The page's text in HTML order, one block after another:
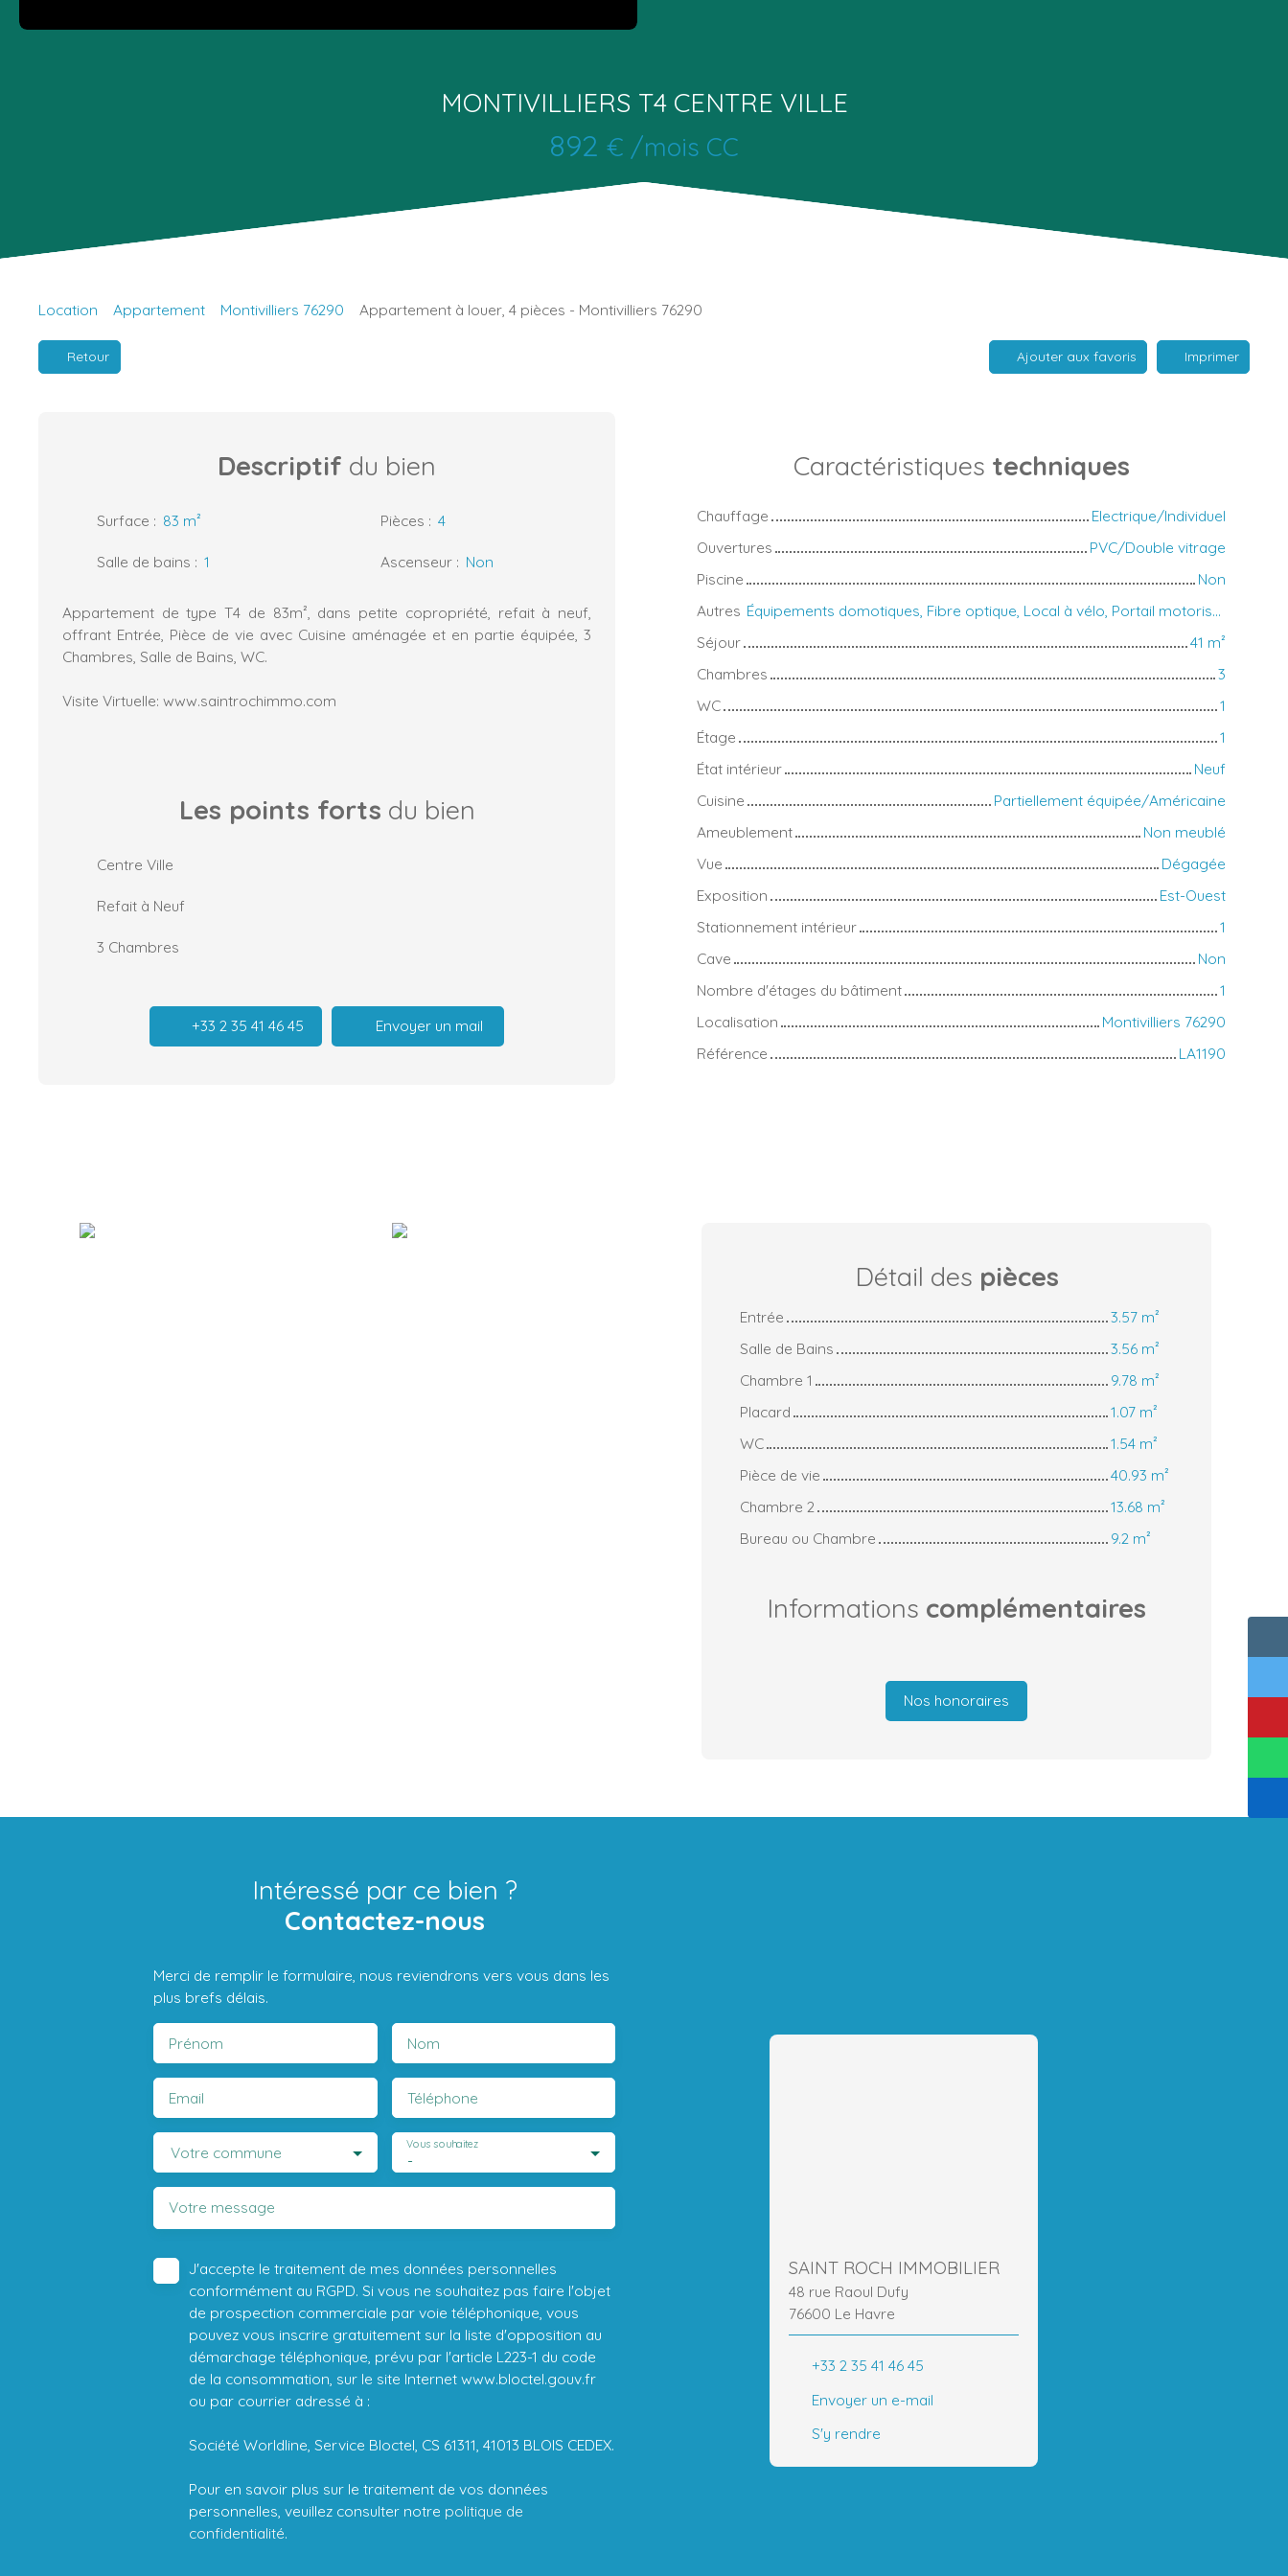
MONTIVILLIERS T4 CENTRE VILLE
892 € /mois CC
Location Appartement Montivilliers 76290 Appartement à louer, 4 pièces - Montivilliers 76290
Retour Ajouter aux favoris Imprimer
Descriptif du bien
Surface : 83 m² Pièces : 4
Salle de bains : 1 Ascenseur : Non
Appartement de type T4 de 83m², dans petite copropriété, refait à neuf,
offrant Entrée, Pièce de vie avec Cuisine aménagée et en partie équipée, 3
Chambres, Salle de Bains, WC.
Visite Virtuelle: www.saintrochimmo.com
Les points forts du bien
Centre Ville
Refait à Neuf
3 Chambres
+33 2 35 41 46 45 Envoyer un mail
Caractéristiques techniques
Chauffage
Electrique/Individuel
Ouvertures
PVC/Double vitrage
Piscine
Non
Autres
Équipements domotiques, Fibre optique, Local à vélo, Portail motorisé, Visiophone, Volets électriques
Séjour
41 m²
Chambres
3
WC
1
Étage
1
État intérieur
Neuf
Cuisine
Partiellement équipée/Américaine
Ameublement
Non meublé
Vue
Dégagée
Exposition
Est-Ouest
Stationnement intérieur
1
Cave
Non
Nombre d'étages du bâtiment
1
Localisation
Montivilliers 76290
Référence
LA1190
Détail des pièces
Entrée
3.57 m²
Salle de Bains
3.56 m²
Chambre 1
9.78 m²
Placard
1.07 m²
WC
1.54 m²
Pièce de vie
40.93 m²
Chambre 2
13.68 m²
Bureau ou Chambre
9.2 m²
Informations complémentaires
Nos honoraires
Intéressé par ce bien ?
Contactez-nous
Merci de remplir le formulaire, nous reviendrons vers vous dans les
plus brefs délais.
Prénom Nom
Email Téléphone
Votre commune -
Vous souhaitez
Votre message
J'accepte le traitement de mes données personnelles
conformément au RGPD. Si vous ne souhaitez pas faire l'objet
de prospection commerciale par voie téléphonique, vous
pouvez vous inscrire gratuitement sur la liste d'opposition au
démarchage téléphonique, prévu par l'article L223-1 du code
de la consommation, sur le site Internet www.bloctel.gouv.fr
ou par courrier adressé à :
Société Worldline, Service Bloctel, CS 61311, 41013 BLOIS CEDEX.
Pour en savoir plus sur le traitement de vos données
personnelles, veuillez consulter notre politique de
confidentialité.
SAINT ROCH IMMOBILIER
48 rue Raoul Dufy
76600 Le Havre
+33 2 35 41 46 45
Envoyer un e-mail
S'y rendre